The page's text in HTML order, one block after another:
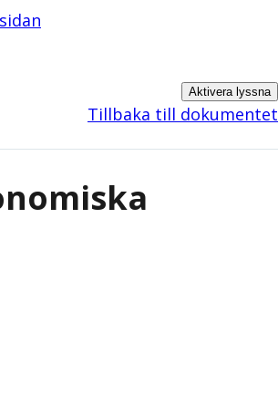
Aktivera lyssna
Tillbaka till dokumentet